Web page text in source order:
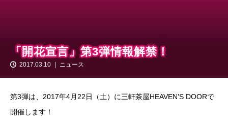
「開花宣言」第3弾情報解禁！
2017.03.10 ニュース
第3弾は、2017年4月22日（土）に三軒茶屋HEAVEN’S DOORで
開催します！